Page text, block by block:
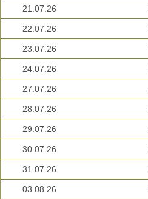
21.07.26
22.07.26
23.07.26
24.07.26
27.07.26
28.07.26
29.07.26
30.07.26
31.07.26
03.08.26